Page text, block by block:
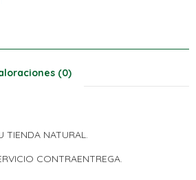
(0)
TIENDA NATURAL.
CONTRAENTREGA.